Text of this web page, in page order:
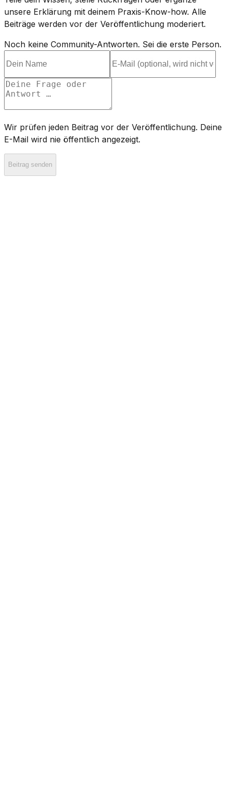
unsere Erklärung mit deinem Praxis-Know-how. Alle
Beiträge werden vor der Veröffentlichung moderiert.
Noch keine Community-Antworten. Sei die erste Person.
Wir prüfen jeden Beitrag vor der Veröffentlichung. Deine
E-Mail wird nie öffentlich angezeigt.
Beitrag senden